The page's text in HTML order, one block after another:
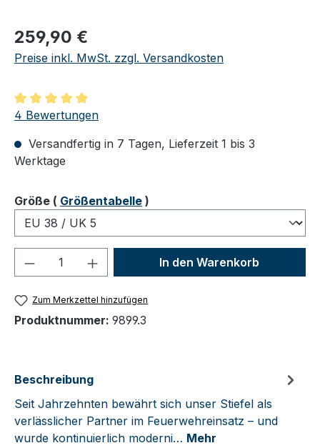
Regulärer Preis:
259,90 €
Preise inkl. MwSt. zzgl. Versandkosten
Durchschnittliche Bewertung von 5 von 5 Sternen
4 Bewertungen
Versandfertig in 7 Tagen, Lieferzeit 1 bis 3
Werktage
Größeauswählen
( Größentabelle )
Produkt Anzahl: Gib denIn den Warenkorb
Zum Merkzettel hinzufügen
Produktnummer: 9899.3
Beschreibung
Seit Jahrzehnten bewährt sich unser Stiefel als
verlässlicher Partner im Feuerwehreinsatz – und
wurde kontinuierlich moderni… Mehr